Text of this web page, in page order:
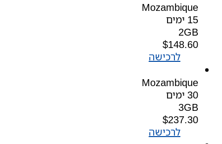
Mozambique
15 ימים
2GB
$148.60
לרכישה
Mozambique
30 ימים
3GB
$237.30
לרכישה